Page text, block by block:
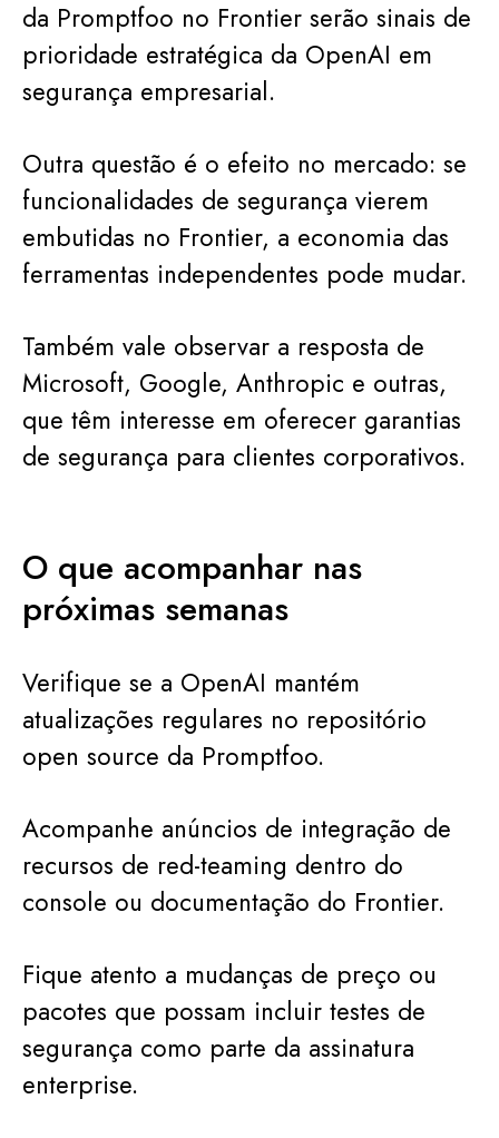
da Promptfoo no Frontier serão sinais de
prioridade estratégica da OpenAI em
segurança empresarial.
Outra questão é o efeito no mercado: se
funcionalidades de segurança vierem
embutidas no Frontier, a economia das
ferramentas independentes pode mudar.
Também vale observar a resposta de
Microsoft, Google, Anthropic e outras,
que têm interesse em oferecer garantias
de segurança para clientes corporativos.
O que acompanhar nas
próximas semanas
Verifique se a OpenAI mantém
atualizações regulares no repositório
open source da Promptfoo.
Acompanhe anúncios de integração de
recursos de red-teaming dentro do
console ou documentação do Frontier.
Fique atento a mudanças de preço ou
pacotes que possam incluir testes de
segurança como parte da assinatura
enterprise.